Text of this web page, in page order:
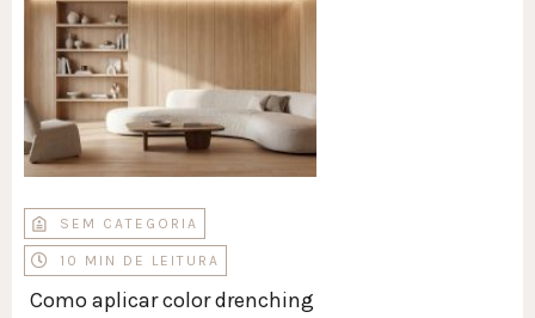
SEM CATEGORIA
10 MIN DE LEITURA
Como aplicar color drenching